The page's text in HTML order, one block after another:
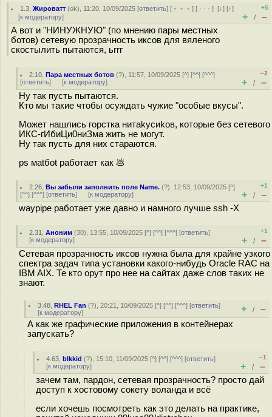
1.3 ,Жироватт (ok), 11:20, 10/09/2025 [ответить] [ ﹢﹢﹢] [ · · ·][↓] [↑]
[к модератору]
+5
+ / –
А вот и "НИНУЖНУЮ" (по мнению пары местных
ботов) сетевую прозрачность иксов для вяленого
скостылить пытаются, ьггг
2.10 ,Пара местных ботов (?), 11:57, 10/09/2025 [^] [^^] [^^^]
[ответить] [к модератору]
–2
+ / –
Ну так пусть пытаются.
Кто мы такие чтобы осуждать чужие "особые вкусы".
Может нашлись горстка нитakycиkов, которые без сетевого
ИКС-гИбиЦи0ниЗмa жить не могут.
Ну так пусть для них стараются.
ps маtбоt работает как 💩
2.26 ,Вы забыли заполнить поле Name. (?), 12:53, 10/09/2025 [^]
[^^] [^^^] [ответить] [к модератору]
+1
+ / –
waypipe работает уже давно и намного лучше ssh -X
2.31 ,Аноним (30), 13:55, 10/09/2025 [^] [^^] [^^^] [ответить]
[к модератору]
+1
+ / –
Сетевая прозрачность иксов нужна была для крайне узкого
спектра задач типа установки какого-нибудь Oracle RAC на
IBM AIX. Те кто орут про нее на сайтах даже слов таких не
знают.
3.48 ,RHEL Fan (?), 20:21, 10/09/2025 [^] [^^] [^^^] [ответить]
[к модератору] + / –
А как же графические приложения в контейнерах
запускать?
4.63 ,blkkid (?), 15:10, 11/09/2025 [^] [^^] [^^^] [ответить]
[к модератору]
–1
+ / –
зачем там, пардон, сетевая прозрачность? просто дай
доступ к хостовому сокету воланда и всё
если хочешь посмотреть как это делать на практике,